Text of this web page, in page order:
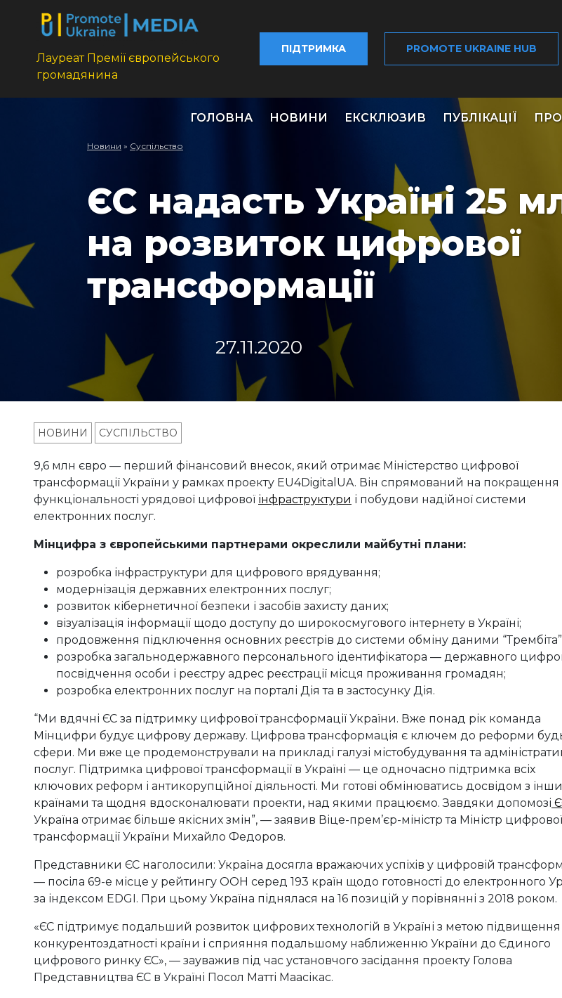
Лауреат Премії європейського
громадянина
ПІДТРИМКА PROMOTE UKRAINE HUB
ГОЛОВНА НОВИНИ ЕКСКЛЮЗИВ ПУБЛІКАЦІЇ
Новини » Суспільство
ЄС надасть Україні 25
на розвиток цифрової
трансформації
27.11.2020
НОВИНИ СУСПІЛЬСТВО
9,6 млн євро — перший фінансовий внесок, який отримає Міністерство цифрової
трансформації України у рамках проекту EU4DigitalUA. Він спрямований на покращення
функціональності урядової цифрової інфраструктури і побудови надійної системи
електронних послуг.
Мінцифра з європейськими партнерами окреслили майбутні плани:
розробка інфраструктури для цифрового врядування;
модернізація державних електронних послуг;
розвиток кібернетичної безпеки і засобів захисту даних;
візуалізація інформації щодо доступу до широкосмугового інтернету в Україні;
продовження підключення основних реєстрів до системи обміну даними
розробка загальнодержавного персонального ідентифікатора — державного
посвідчення особи і реєстру адрес реєстрації місця проживання громадян;
розробка електронних послуг на порталі Дія та в застосунку Дія.
“Ми вдячні ЄС за підтримку цифрової трансформації України. Вже понад рік команда
Мінцифри будує цифрову державу. Цифрова трансформація є ключем до реформи
сфери. Ми вже це продемонстрували на прикладі галузі містобудування та
послуг. Підтримка цифрової трансформації в Україні — це одночасно підтримка всіх
ключових реформ і антикорупційної діяльності. Ми готові обмінюватись досвідом з
країнами та щодня вдосконалювати проекти, над якими працюємо. Завдяки допомозі
Україна отримає більше якісних змін”, — заявив Віце-прем’єр-міністр та Міністр цифрової
трансформації України Михайло Федоров.
Представники ЄС наголосили: Україна досягла вражаючих успіхів у цифровій
— посіла 69-е місце у рейтингу ООН серед 193 країн щодо готовності до електронного
за індексом EDGI. При цьому Україна піднялася на 16 позицій у порівнянні з 2018 роком.
«ЄС підтримує подальший розвиток цифрових технологій в Україні з метою підвищення
конкурентоздатності країни і сприяння подальшому наближенню України до Єдиного
цифрового ринку ЄС», — зауважив під час установчого засідання проекту Голова
Представництва ЄС в Україні Посол Матті Маасікас.